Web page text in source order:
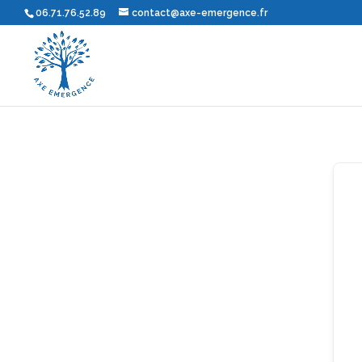
06.71.76.52.89 contact@axe-emergence.fr